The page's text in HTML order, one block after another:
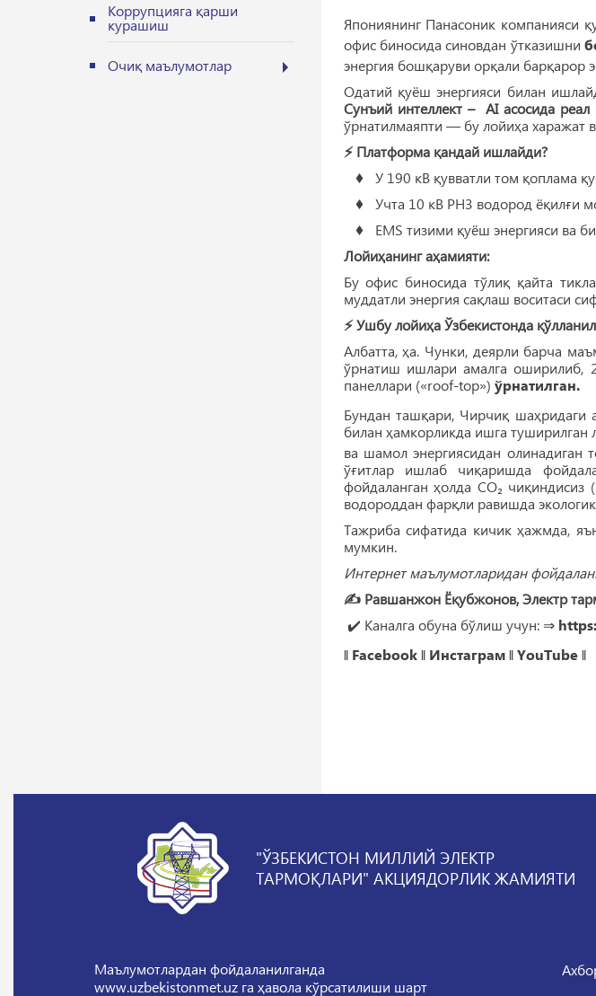
Коррупцияга қарши
курашиш
Очиқ маълумотлар
Япониянинг Панасоник компанияси
офис биносида синовдан ўтказишни
энергия бошқаруви орқали барқарор
Одатий қуёш энергияси билан
Сунъий интеллект – AI асосида
ўрнатилмаяпти — бу лойиҳа харажат
⚡️ Платформа қандай ишлайди?
♦ У 190 кВ қувватли том қоплама
♦ Учта 10 кВ PH3 водород ёқилғи
♦ EMS тизими қуёш энергияси ва
Лойиҳанинг аҳамияти:
Бу офис биносида тўлиқ қайта
муддатли энергия сақлаш воситаси
⚡️ Ушбу лойиҳа Ўзбекистонда
Албатта, ҳа. Чунки, деярли барча
ўрнатиш ишлари амалга оширилиб,
панеллари («roof-top») ўрнатилган.
Бундан ташқари, Чирчиқ шаҳридаги
билан ҳамкорликда ишга туширилган
ва шамол энергиясидан олинадиган
ўғитлар ишлаб чиқаришда
фойдаланган ҳолда СО₂
водороддан фарқли равишда
Тажриба сифатида кичик ҳажмда,
мумкин.
Интернет маълумотларидан
✍️ Равшанжон Ёқубжонов, Электр
✔️ Каналга обуна бўлиш учун: ⇒
‖ Facebook‖ Инстаграм‖YouTube‖
"ЎЗБЕКИСТОН МИЛЛИЙ ЭЛЕКТР
ТАРМОҚЛАРИ" АКЦИЯДОРЛИК ЖАМИЯТИ
Маълумотлардан фойдаланилганда
www.uzbekistonmet.uz га ҳавола кўрсатилиши шарт